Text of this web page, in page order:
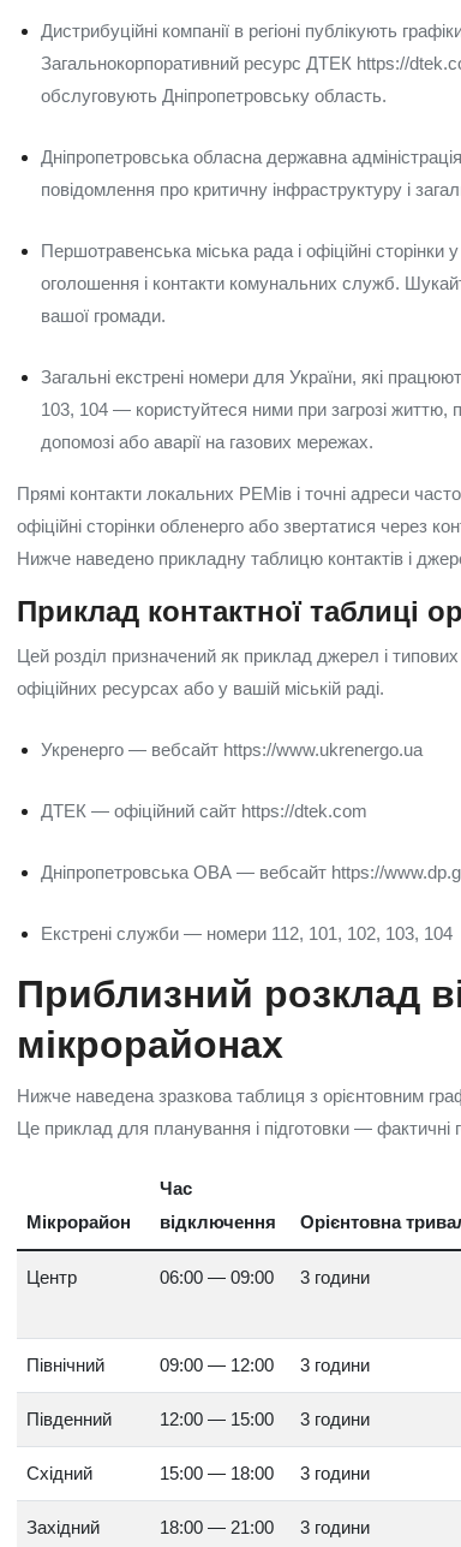
Дистрибуційні компанії в регіоні публікують
Загальнокорпоративний ресурс ДТЕК https://
обслуговують Дніпропетровську область.
Дніпропетровська обласна державна
повідомлення про критичну інфраструктуру і
Першотравенська міська рада і офіційні
оголошення і контакти комунальних служб.
вашої громади.
Загальні екстрені номери для України, які
103, 104 — користуйтеся ними при загрозі життю,
допомозі або аварії на газових мережах.
Прямі контакти локальних РЕМів і точні адреси
офіційні сторінки обленерго або звертатися через
Нижче наведено прикладну таблицю контактів і
Приклад контактної таблиці
Цей розділ призначений як приклад джерел і
офіційних ресурсах або у вашій міській раді.
Укренерго — вебсайт https://www.ukrenergo.ua
ДТЕК — офіційний сайт https://dtek.com
Дніпропетровська ОВА — вебсайт https://
Екстрені служби — номери 112, 101, 102, 103, 104
Приблизний розклад
мікрорайонах
Нижче наведена зразкова таблиця з орієнтовним
Це приклад для планування і підготовки — фактичні
Мікрорайон
Час
відключення
Орієнтовна
Центр 06:00 — 09:00 3 години
Північний 09:00 — 12:00 3 години
Південний 12:00 — 15:00 3 години
Східний 15:00 — 18:00 3 години
Західний 18:00 — 21:00 3 години